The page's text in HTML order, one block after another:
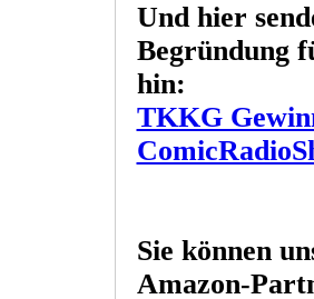
Und hier
Begründung
hin:
TKKG
Sie können
Amazon-